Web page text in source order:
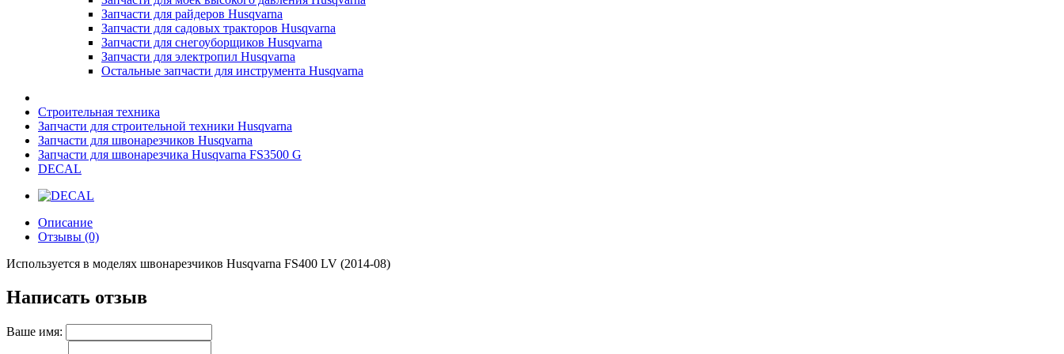
Запчасти для райдеров Husqvarna
Запчасти для садовых тракторов Husqvarna
Запчасти для снегоуборщиков Husqvarna
Запчасти для электропил Husqvarna
Остальные запчасти для инструмента Husqvarna
Строительная техника
Запчасти для строительной техники Husqvarna
Запчасти для швонарезчиков Husqvarna
Запчасти для швонарезчика Husqvarna FS3500 G
DECAL
Описание
Отзывы (0)
Используется в моделях швонарезчиков Husqvarna FS400 LV (2014-08)
Написать отзыв
Ваше имя: